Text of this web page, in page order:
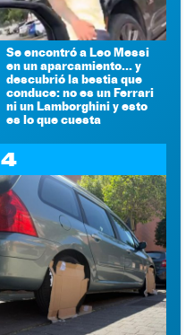
Se encontró a Leo Messi
en un aparcamiento... y
descubrió la bestia que
conduce: no es un Ferrari
ni un Lamborghini y esto
es lo que cuesta
4